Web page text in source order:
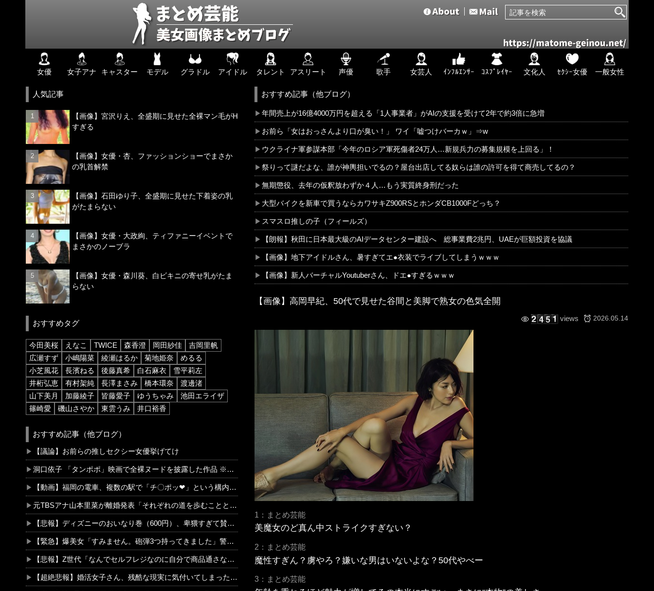
女優 女子アナ キャスター モデル グラドル アイドル タレント アスリート 声優 歌手 女芸人 ｲﾝﾌﾙｴﾝｻｰ ｺｽﾌﾟﾚｲﾔｰ 文化人 ｾｸｼｰ女優 一般女性
おすすめ記事（他ブログ）
年間売上が16億4000万円を超える「1人事業者」がAIの支援を受けて2年で約3倍に急増
お前ら「女はおっさんより口が臭い！」 ワイ「嘘つけバーカｗ」⇒w
ウクライナ軍参謀本部「今年のロシア軍死傷者24万人…新規兵力の募集規模を上回る」！
祭りって謎だよな、誰が神輿担いでるの？屋台出店してる奴らは誰の許可を得て商売してるの？
無期懲役、去年の仮釈放わずか４人…もう実質終身刑だった
大型バイクを新車で買うならカワサキZ900RSとホンダCB1000Fどっち？
スマスロ推しの子（フィールズ）
【朗報】秋田に日本最大級のAIデータセンター建設へ 総事業費2兆円、UAEが巨額投資を協議
【画像】地下アイドルさん、暑すぎてエ●衣装でライブしてしまうｗｗｗ
【画像】新人バーチャルYoutuberさん、ドエ●すぎるｗｗｗ
【画像】高岡早紀、50代で見せた谷間と美脚で熟女の色気全開
views 2026.05.14
1：まとめ芸能
美魔女のど真ん中ストライクすぎない？
2：まとめ芸能
魔性すぎん？虜やろ？嫌いな男はいないよな？50代やべー
3：まとめ芸能
人気記事
【画像】宮沢りえ、全盛期に見せた全裸マン毛がH
すぎる
【画像】女優・杏、ファッションショーでまさか
の乳首解禁
【画像】石田ゆり子、全盛期に見せた下着姿の乳
がたまらない
【画像】女優・大政絢、ティファニーイベントで
まさかのノーブラ
【画像】女優・森川葵、白ビキニの寄せ乳がたま
らない
おすすめタグ
今田美桜 えなこ TWICE 森香澄 岡田紗佳
吉岡里帆
広瀬すず
小嶋陽菜 綾瀬はるか 菊地姫奈
めるる
小芝風花
長濱ねる 後藤真希 白石麻衣
雪平莉左
井桁弘恵
有村架純 長澤まさみ 橋本環奈
渡邊渚
山下美月
加藤綾子 皆藤愛子 ゆうちゃみ
池田エライザ
篠崎愛
磯山さやか 東雲うみ 井口裕香
おすすめ記事（他ブログ）
【議論】お前らの推しセクシー女優挙げてけ
洞口依子 「タンポポ」映画で全裸ヌードを披露した作品 ※動画＆画像あり
【動画】福岡の電車、複数の駅で「チ〇ポッ❤」という構内アナウンスが流れる騒ぎwwwwwwwww
元TBSアナ山本里菜が離婚発表「それぞれの道を歩むこととなりました」
【悲報】ディズニーのおいなり巻（600円）、卑猥すぎて賛否両論wwwwwwwwwwww
【緊急】爆美女「すみません。砲弾3つ持ってきました」警察「！？」自衛隊「！？」→結果w w w w w w w w
【悲報】Z世代「なんでセルフレジなのに自分で商品通さないといけないんだ」
【超絶悲報】婚活女子さん、残酷な現実に気付いてしまった結果…